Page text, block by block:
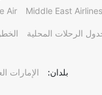
Middle East Airlines
Air
الرحلات المحلية
بلدان: الإمارات